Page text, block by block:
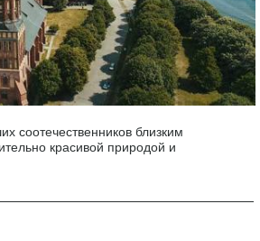
соотечественников близким
красивой природой и